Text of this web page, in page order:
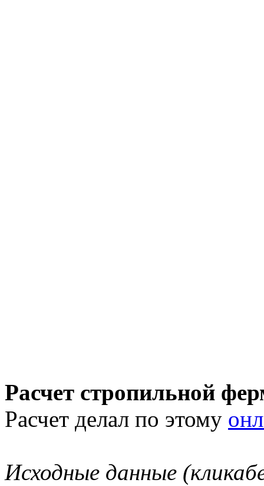
Расчет стропильной
Расчет делал по этому
Исходные данные